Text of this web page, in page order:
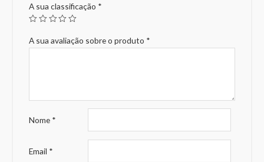
A sua classificação *
A sua avaliação sobre o produto *
Nome *
Email *